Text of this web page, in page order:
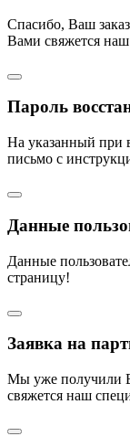
Спасибо, Ваш
Вами свяжется
Пароль
На указанный при
письмо с
Данные
Данные
страницу!
Заявка на
Мы уже получили
свяжется наш